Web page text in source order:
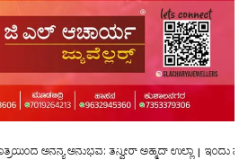
ಅನನ್ಯ ಅನುಭವ: ತನ್ವೀರ್ ಅಹ್ಮದ್ ಉಲ್ಲಾ | ಇಂದು